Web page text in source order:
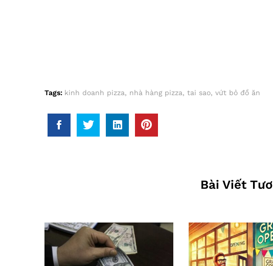
Tags: kinh doanh pizza, nhà hàng pizza, tai sao, vứt bỏ đồ ăn
Bài Viết